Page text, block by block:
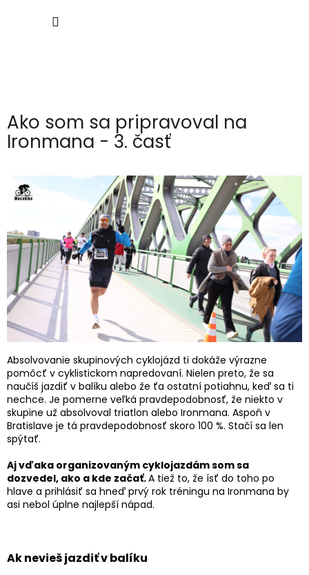
Ako som sa pripravoval na
Ironmana - 3. časť
Absolvovanie skupinových cyklojázd ti dokáže výrazne
pomôcť v cyklistickom napredovaní. Nielen preto, že sa
naučíš jazdiť v balíku alebo že ťa ostatní potiahnu, keď sa ti
nechce. Je pomerne veľká pravdepodobnosť, že niekto v
skupine už absolvoval triatlon alebo Ironmana. Aspoň v
Bratislave je tá pravdepodobnosť skoro 100 %. Stačí sa len
spýtať.
Aj vďaka organizovaným cyklojazdám som sa
dozvedel, ako a kde začať.A tiež to, že ísť do toho po
hlave a prihlásiť sa hneď prvý rok tréningu na Ironmana by
asi nebol úplne najlepší nápad.
Ak nevieš jazdiť v balíku